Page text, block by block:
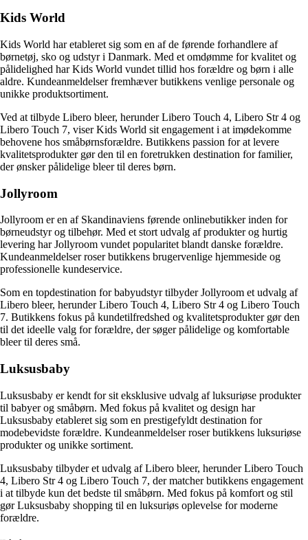
Kids World
Kids World har etableret sig som en af de førende forhandlere af
børnetøj, sko og udstyr i Danmark. Med et omdømme for kvalitet og
pålidelighed har Kids World vundet tillid hos forældre og børn i alle
aldre. Kundeanmeldelser fremhæver butikkens venlige personale og
unikke produktsortiment.
Ved at tilbyde Libero bleer, herunder Libero Touch 4, Libero Str 4 og
Libero Touch 7, viser Kids World sit engagement i at imødekomme
behovene hos småbørnsforældre. Butikkens passion for at levere
kvalitetsprodukter gør den til en foretrukken destination for familier,
der ønsker pålidelige bleer til deres børn.
Jollyroom
Jollyroom er en af Skandinaviens førende onlinebutikker inden for
børneudstyr og tilbehør. Med et stort udvalg af produkter og hurtig
levering har Jollyroom vundet popularitet blandt danske forældre.
Kundeanmeldelser roser butikkens brugervenlige hjemmeside og
professionelle kundeservice.
Som en topdestination for babyudstyr tilbyder Jollyroom et udvalg af
Libero bleer, herunder Libero Touch 4, Libero Str 4 og Libero Touch
7. Butikkens fokus på kundetilfredshed og kvalitetsprodukter gør den
til det ideelle valg for forældre, der søger pålidelige og komfortable
bleer til deres små.
Luksusbaby
Luksusbaby er kendt for sit eksklusive udvalg af luksuriøse produkter
til babyer og småbørn. Med fokus på kvalitet og design har
Luksusbaby etableret sig som en prestigefyldt destination for
modebevidste forældre. Kundeanmeldelser roser butikkens luksuriøse
produkter og unikke sortiment.
Luksusbaby tilbyder et udvalg af Libero bleer, herunder Libero Touch
4, Libero Str 4 og Libero Touch 7, der matcher butikkens engagement
i at tilbyde kun det bedste til småbørn. Med fokus på komfort og stil
gør Luksusbaby shopping til en luksuriøs oplevelse for moderne
forældre.